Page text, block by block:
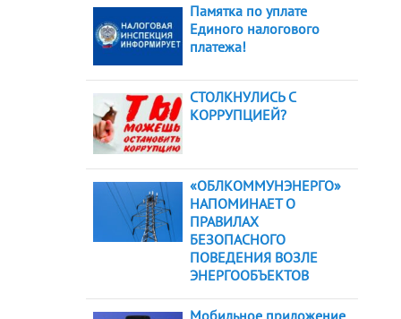
Памятка по уплате
Единого налогового
платежа!
СТОЛКНУЛИСЬ С
КОРРУПЦИЕЙ?
«ОБЛКОММУНЭНЕРГО»
НАПОМИНАЕТ О
ПРАВИЛАХ
БЕЗОПАСНОГО
ПОВЕДЕНИЯ ВОЗЛЕ
ЭНЕРГООБЪЕКТОВ